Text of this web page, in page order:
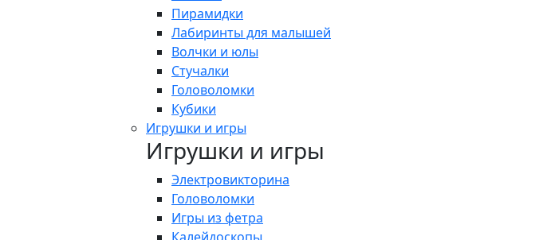
Пирамидки
Лабиринты для малышей
Волчки и юлы
Стучалки
Головоломки
Кубики
Игрушки и игры
Игрушки и игры
Электровикторина
Головоломки
Игры из фетра